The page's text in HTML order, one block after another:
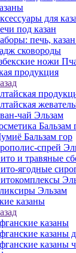
для
под казан
печь,
сковороды
ножи
продукция
чай Эльзам
Бальзам
Бальзам гор
спрей
и травяные
ягодные
Эльзам
казаны
казаны
казаны
казаны